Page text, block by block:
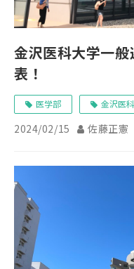
金沢医科大学一
表！
医学部 金沢医
2024/02/15 佐藤正憲